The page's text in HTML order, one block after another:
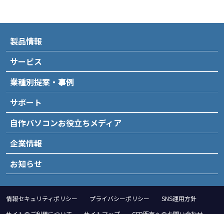
製品情報
サービス
業種別提案・事例
サポート
自作パソコンお役立ちメディア
企業情報
お知らせ
情報セキュリティポリシー プライバシーポリシー
SNS運用方針